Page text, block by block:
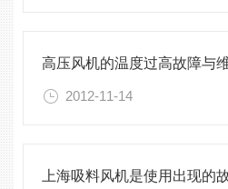
高压风机的温度过高故障与
2012-11-14